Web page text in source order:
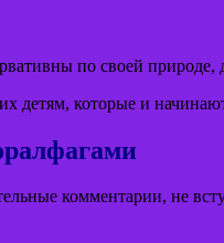
по своей
детям, которые и
комментарии, не